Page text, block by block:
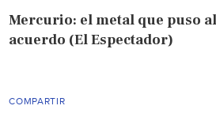
Mercurio: el metal que puso
acuerdo (El Espectador)
COMPARTIR